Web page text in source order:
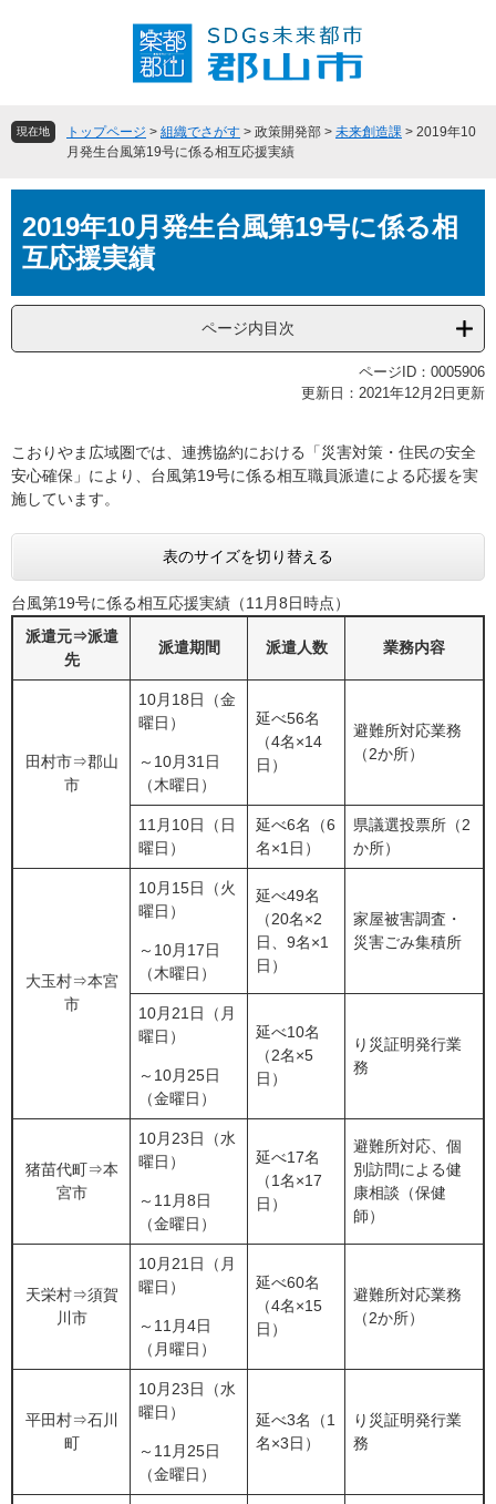
頭
飛現在地 トップページ > 組織でさがす > 政策開発部 > 未来創造課 > 2019年10
月発生台風第19号に係る相互応援実績
文2019年10月発生台風第19号に係る相
互応援実績
ページ内目次
ページID：0005906
更新日：2021年12月2日更新
こおりやま広域圏では、連携協約における「災害対策・住民の安全
安心確保」により、台風第19号に係る相互職員派遣による応援を実
施しています。
表のサイズを切り替える
台風第19号に係る相互応援実績（11月8日時点）
派遣元⇒派遣
先
派遣期間 派遣人数 業務内容
田村市⇒郡山
市
10月18日（金
曜日）
～10月31日
（木曜日）
延べ56名
（4名×14
日）
避難所対応業務
（2か所）
11月10日（日
曜日）
延べ6名（6
名×1日）
県議選投票所（2
か所）
大玉村⇒本宮
市
10月15日（火
曜日）
～10月17日
（木曜日）
延べ49名
（20名×2
日、9名×1
日）
家屋被害調査・
災害ごみ集積所
10月21日（月
曜日）
～10月25日
（金曜日）
延べ10名
（2名×5
日）
り災証明発行業
務
猪苗代町⇒本
宮市
10月23日（水
曜日）
～11月8日
（金曜日）
延べ17名
（1名×17
日）
避難所対応、個
別訪問による健
康相談（保健
師）
天栄村⇒須賀
川市
10月21日（月
曜日）
～11月4日
（月曜日）
延べ60名
（4名×15
日）
避難所対応業務
（2か所）
平田村⇒石川
町
10月23日（水
曜日）
～11月25日
（金曜日）
延べ3名（1
名×3日）
り災証明発行業
務